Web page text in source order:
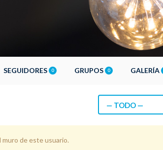
SEGUIDORES 0 GRUPOS 0 GALERÍA
— TODO —
muro de este usuario.